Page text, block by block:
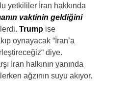
yetkililer İran hakkında
vaktinin geldiğini
Trump ise
oynayacak “İran’a
diye.
İran halkının yanında
ağzının suyu akıyor.